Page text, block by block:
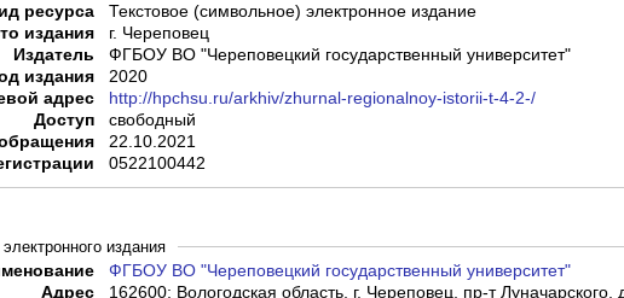
ресурса
Текстовое (символьное) электронное издание
издания
г. Череповец
Издатель
ФГБОУ ВО "Череповецкий государственный университет"
издания
2020
адрес
http://hpchsu.ru/arkhiv/zhurnal-regionalnoy-istorii-t-4-2-/
Доступ
свободный
22.10.2021
0522100442
издания
ФГБОУ ВО "Череповецкий государственный университет"
Адрес
162600; Вологодская область, г. Череповец, пр-т Луначарского,